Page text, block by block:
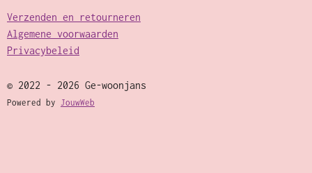
Verzenden en retourneren
Algemene voorwaarden
Privacybeleid
© 2022 - 2026 Ge-woonjans
Powered by JouwWeb